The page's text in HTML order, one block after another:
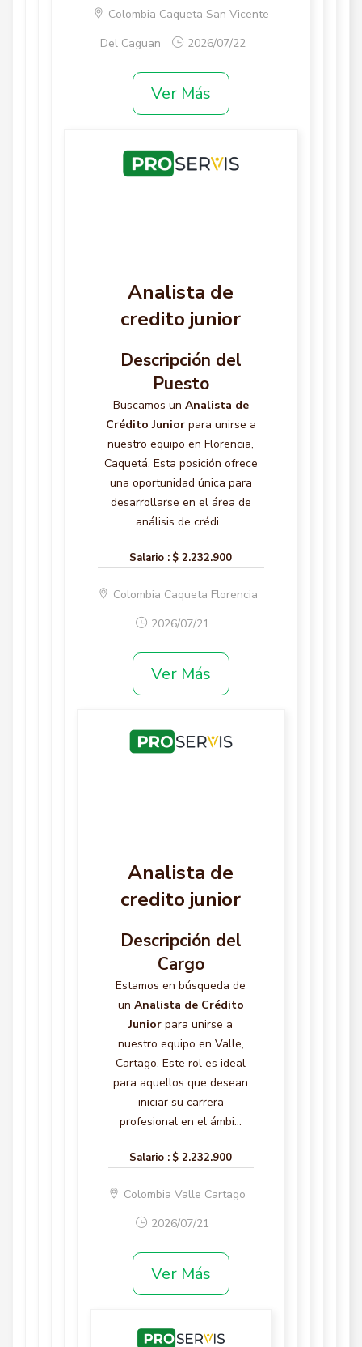
Colombia Caqueta San Vicente
Del Caguan
2026/07/22
Ver Más
Analista de
credito junior
Descripción del
Puesto
Buscamos un Analista de
Crédito Juniorpara unirse a
nuestro equipo en Florencia,
Caquetá. Esta posición ofrece
una oportunidad única para
desarrollarse en el área de
análisis de crédi...
Salario : $ 2.232.900
Colombia Caqueta Florencia
2026/07/21
Ver Más
Analista de
credito junior
Descripción del
Cargo
Estamos en búsqueda de
un Analista de Crédito
Junior para unirse a
nuestro equipo en Valle,
Cartago. Este rol es ideal
para aquellos que desean
iniciar su carrera
profesional en el ámbi...
Salario : $ 2.232.900
Colombia Valle Cartago
2026/07/21
Ver Más